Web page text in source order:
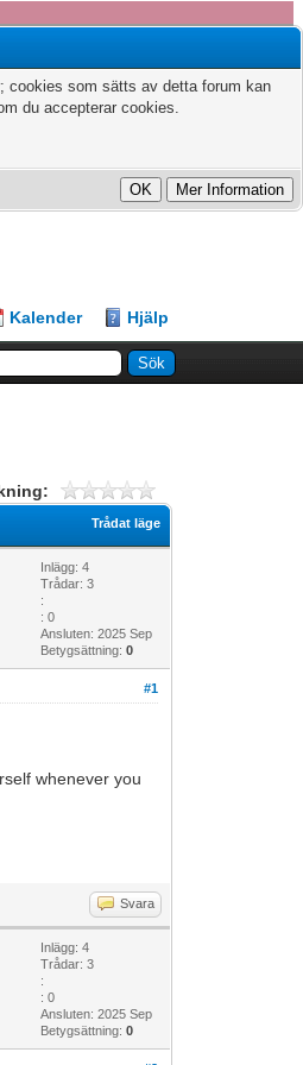
cookies som sätts av detta forum kan
du accepterar cookies.
Kalender Hjälp
Trådat läge
Inlägg: 4
Trådar: 3
:
: 0
Ansluten: 2025 Sep
Betygsättning:0
#1
whenever you
Svara
Inlägg: 4
Trådar: 3
:
: 0
Ansluten: 2025 Sep
Betygsättning:0